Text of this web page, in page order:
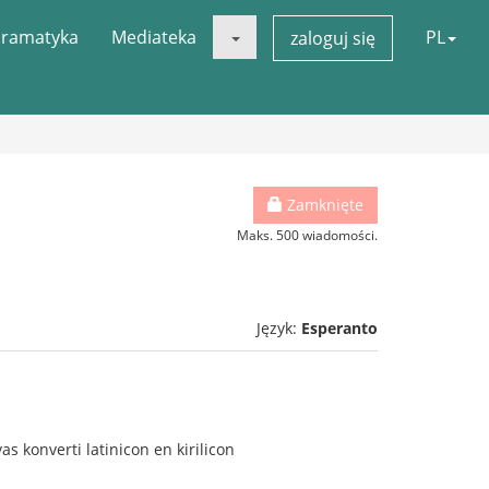
Mediateka zaloguj się PL
Zamknięte
Maks. 500 wiadomości.
Język: Esperanto
konverti latinicon en kirilicon